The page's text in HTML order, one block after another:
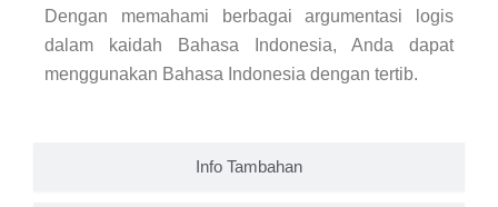
Info Tambahan
Dengan memahami berbagai argumentasi logis
dalam kaidah Bahasa Indonesia, Anda dapat
menggunakan Bahasa Indonesia dengan tertib.